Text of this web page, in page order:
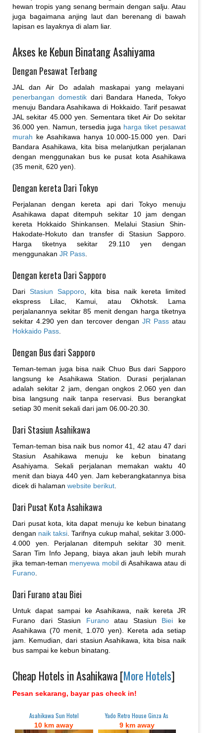
hewan tropis yang senang bermain dengan salju. Atau
juga bagaimana anjing laut dan berenang di bawah
lapisan es layaknya di alam liar.
Akses ke Kebun Binatang Asahiyama
Dengan Pesawat Terbang
JAL dan Air Do adalah maskapai yang melayani
penerbangan domestikdari Bandara Haneda, Tokyo
menuju Bandara Asahikawa di Hokkaido. Tarif pesawat
JAL sekitar 45.000 yen. Sementara tiket Air Do sekitar
36.000 yen. Namun, tersedia juga harga tiket pesawat
murah ke Asahikawa hanya 10.000-15.000 yen. Dari
Bandara Asahikawa, kita bisa melanjutkan perjalanan
dengan menggunakan bus ke pusat kota Asahikawa
(35 menit, 620 yen).
Dengan kereta Dari Tokyo
Perjalanan dengan kereta api dari Tokyo menuju
Asahikawa dapat ditempuh sekitar 10 jam dengan
kereta Hokkaido Shinkansen. Melalui Stasiun Shin-
Hakodate-Hokuto dan transfer di Stasiun Sapporo.
Harga tiketnya sekitar 29.110 yen dengan
menggunakan JR Pass
Dengan kereta Dari Sapporo
DariStasiun Sapporo , kita bisa naik kereta limited
ekspress Lilac, Kamui, atau Okhotsk. Lama
perjalanannya sekitar 85 menit dengan harga tiketnya
sekitar 4.290 yen dan tercover dengan JR Passatau
Hokkaido Pass
Dengan Bus dari Sapporo
Teman-teman juga bisa naik Chuo Bus dari Sapporo
langsung ke Asahikawa Station. Durasi perjalanan
adalah sekitar 2 jam, dengan ongkos 2.060 yen dan
bisa langsung naik tanpa reservasi. Bus berangkat
setiap 30 menit sekali dari jam 06.00-20.30.
Dari Stasiun Asahikawa
Teman-teman bisa naik bus nomor 41, 42 atau 47 dari
Stasiun Asahikawa menuju ke kebun binatang
Asahiyama. Sekali perjalanan memakan waktu 40
menit dan biaya 440 yen. Jam keberangkatannya bisa
dicek di halaman website berikut
Dari Pusat Kota Asahikawa
Dari pusat kota, kita dapat menuju ke kebun binatang
dengan naik taksi . Tarifnya cukup mahal, sekitar 3.000-
4.000 yen. Perjalanan ditempuh sekitar 30 menit.
Saran Tim Info Jepang, biaya akan jauh lebih murah
jika teman-teman menyewa mobildi Asahikawa atau di
Furano
Dari Furano atau Biei
Untuk dapat sampai ke Asahikawa, naik kereta JR
Furano dari Stasiun Furanoatau Stasiun Biei ke
Asahikawa (70 menit, 1.070 yen). Kereta ada setiap
jam. Kemudian, dari stasiun Asahikawa, kita bisa naik
bus sampai ke kebun binatang.
Cheap Hotels in Asahikawa [More Hotels]
Pesan sekarang, bayar pas check in!
Asahikawa Sun Hotel
10 km away
Yado Retro House Ginza As
9 km away